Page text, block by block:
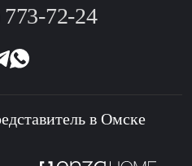
72-24
в Омске